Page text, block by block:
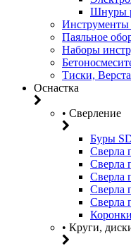
Шнуры
Инструменты
Паяльное
Наборы
Тиски,
Оснастка
• Сверление
Буры
Сверла
Сверла
Сверла
Сверла
Сверла
• Круги,